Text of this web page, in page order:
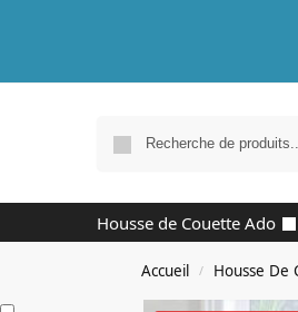
Housse de Couette Ado
Accueil / Housse De